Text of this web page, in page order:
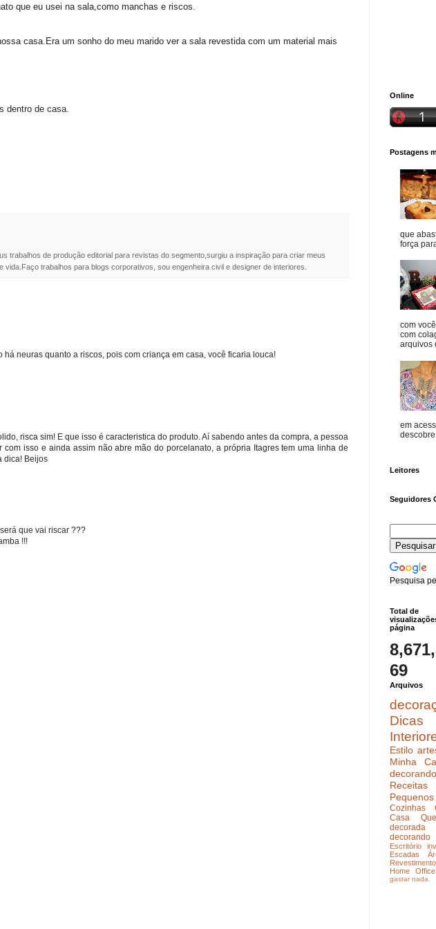
que eu usei na sala,como manchas e riscos.
casa.Era um sonho do meu marido ver a sala revestida com um material mais
dentro de casa.
trabalhos de produção editorial para revistas do segmento,surgiu a inspiração para criar meus
trabalhos para blogs corporativos, sou engenheira civil e designer de interiores.
neuras quanto a riscos, pois com criança em casa, você ficaria louca!
risca sim! E que isso é caracteristica do produto. Aí sabendo antes da compra, a pessoa
isso e ainda assim não abre mão do porcelanato, a própria Itagres tem uma linha de
dica! Beijos
que vai riscar ???
!!!
Online
Postagens
que
força
com
com
arquivos
em
Leitores
Seguidores
Pesquisa
Total de
página
69
Arquivos
Dicas
Estilo
Minha
Receitas
Cozinhas
Casa
decorada
Escritório
Escadas
Revestimento
Home Office
gastar nada.